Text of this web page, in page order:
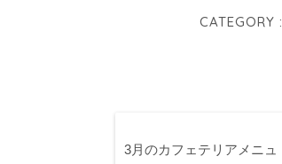
CATEGORY :
3月のカフェテリアメニュ